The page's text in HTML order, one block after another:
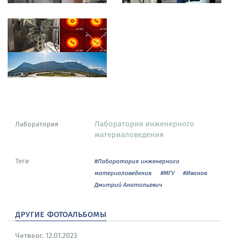
Лаборатория
Лаборатория инженерного
материаловедения
Теги
#Лаборатория инженерного
материаловедения
#МГУ
#Иванов
Дмитрий Анатольевич
другие фотоальбомы
Четверг, 12.01.2023